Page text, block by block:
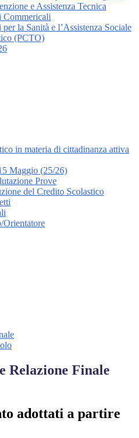
e Assistenza Tecnica
Commericali
per la Sanità e l’Assistenza Sociale
(PCTO)
in materia di cittadinanza attiva
Maggio (25/26)
Prove
del Credito Scolastico
Orientatore
Relazione Finale
adottati a partire